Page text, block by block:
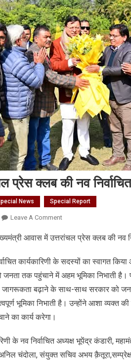
प्रेस क्लब की नव
News Special Report
Leave A CommentOn
आवास
उत्तरांचल
प्रेस
क्लब
नव
के
सदस्यों
आवास में उत्तरांचल प्रेस क्लब की नव
कार्यकारिणी के सदस्यों का स्वागत
तक पहुंचाने में अहम भूमिका निभाती है।
जागरूकता बढ़ाने के साथ-साथ सरकार को
भूमिका निभाती है। उन्होंने आशा व्यक्त
का कार्य करेगा।
के नव निर्वाचित अध्यक्ष भूपेंद्र कंडारी,
अनिल चंदोला, संयुक्त सचिव अभय